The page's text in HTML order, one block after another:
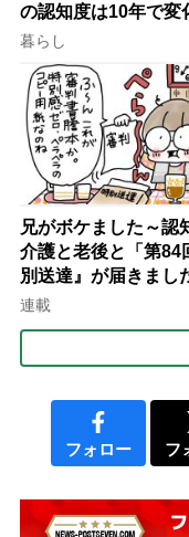
の認知度は10年で変
行語大賞にノミネー
律にも明記されたが
て現在は？
暮らし
兄がボケました～認
介護と老後と「第84
別送達』が届きまし
連載
フォロー フ